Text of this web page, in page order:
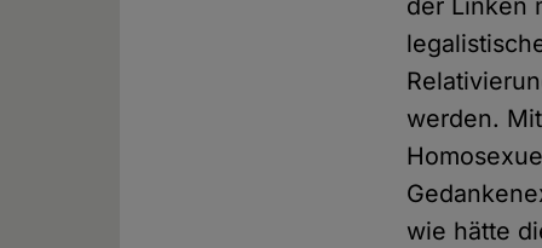
der Linken
werden.
wie hätte